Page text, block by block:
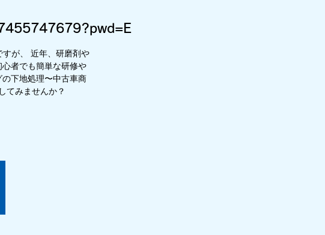
すが、 近年、研磨剤や
者でも簡単な研修や
下地処理〜中古車商
てみませんか？